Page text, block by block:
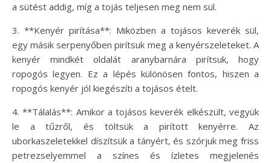
a sütést addig, míg a tojás teljesen meg nem sül.
3. **Kenyér pirítása**: Miközben a tojásos keverék sül,
egy másik serpenyőben pirítsuk meg a kenyérszeleteket. A
kenyér mindkét oldalát aranybarnára pirítsuk, hogy
ropogós legyen. Ez a lépés különösen fontos, hiszen a
ropogós kenyér jól kiegészíti a tojásos ételt.
4. **Tálalás**: Amikor a tojásos keverék elkészült, vegyük
le a tűzről, és töltsük a pirított kenyérre. Az
uborkaszeletekkel díszítsük a tányért, és szórjuk meg friss
petrezselyemmel a színes és ízletes megjelenés